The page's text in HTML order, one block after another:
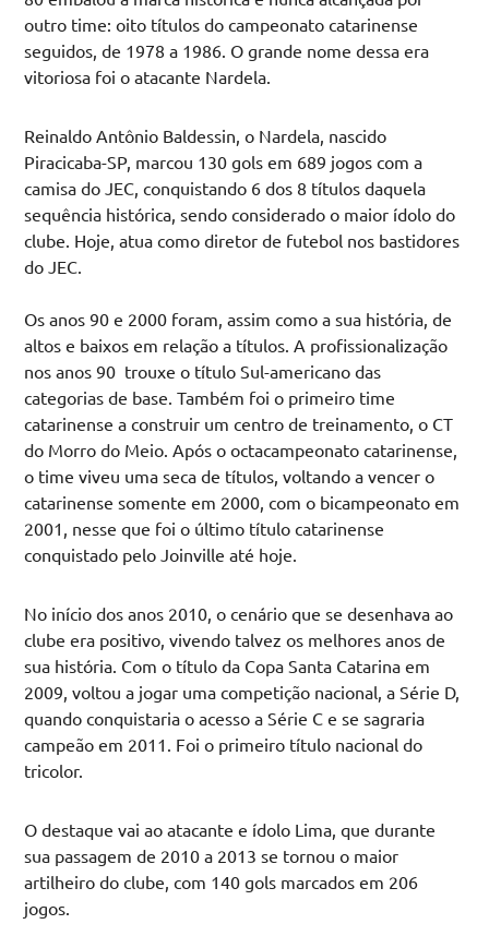
outro time: oito títulos do campeonato catarinense
seguidos, de 1978 a 1986. O grande nome dessa era
vitoriosa foi o atacante Nardela.
Reinaldo Antônio Baldessin, o Nardela, nascido
Piracicaba-SP, marcou 130 gols em 689 jogos com a
camisa do JEC, conquistando 6 dos 8 títulos daquela
sequência histórica, sendo considerado o maior ídolo do
clube. Hoje, atua como diretor de futebol nos bastidores
do JEC.
Os anos 90 e 2000 foram, assim como a sua história, de
altos e baixos em relação a títulos. A profissionalização
nos anos 90 trouxe o título Sul-americano das
categorias de base. Também foi o primeiro time
catarinense a construir um centro de treinamento, o CT
do Morro do Meio. Após o octacampeonato catarinense,
o time viveu uma seca de títulos, voltando a vencer o
catarinense somente em 2000, com o bicampeonato em
2001, nesse que foi o último título catarinense
conquistado pelo Joinville até hoje.
No início dos anos 2010, o cenário que se desenhava ao
clube era positivo, vivendo talvez os melhores anos de
sua história. Com o título da Copa Santa Catarina em
2009, voltou a jogar uma competição nacional, a Série D,
quando conquistaria o acesso a Série C e se sagraria
campeão em 2011. Foi o primeiro título nacional do
tricolor.
O destaque vai ao atacante e ídolo Lima, que durante
sua passagem de 2010 a 2013 se tornou o maior
artilheiro do clube, com 140 gols marcados em 206
jogos.